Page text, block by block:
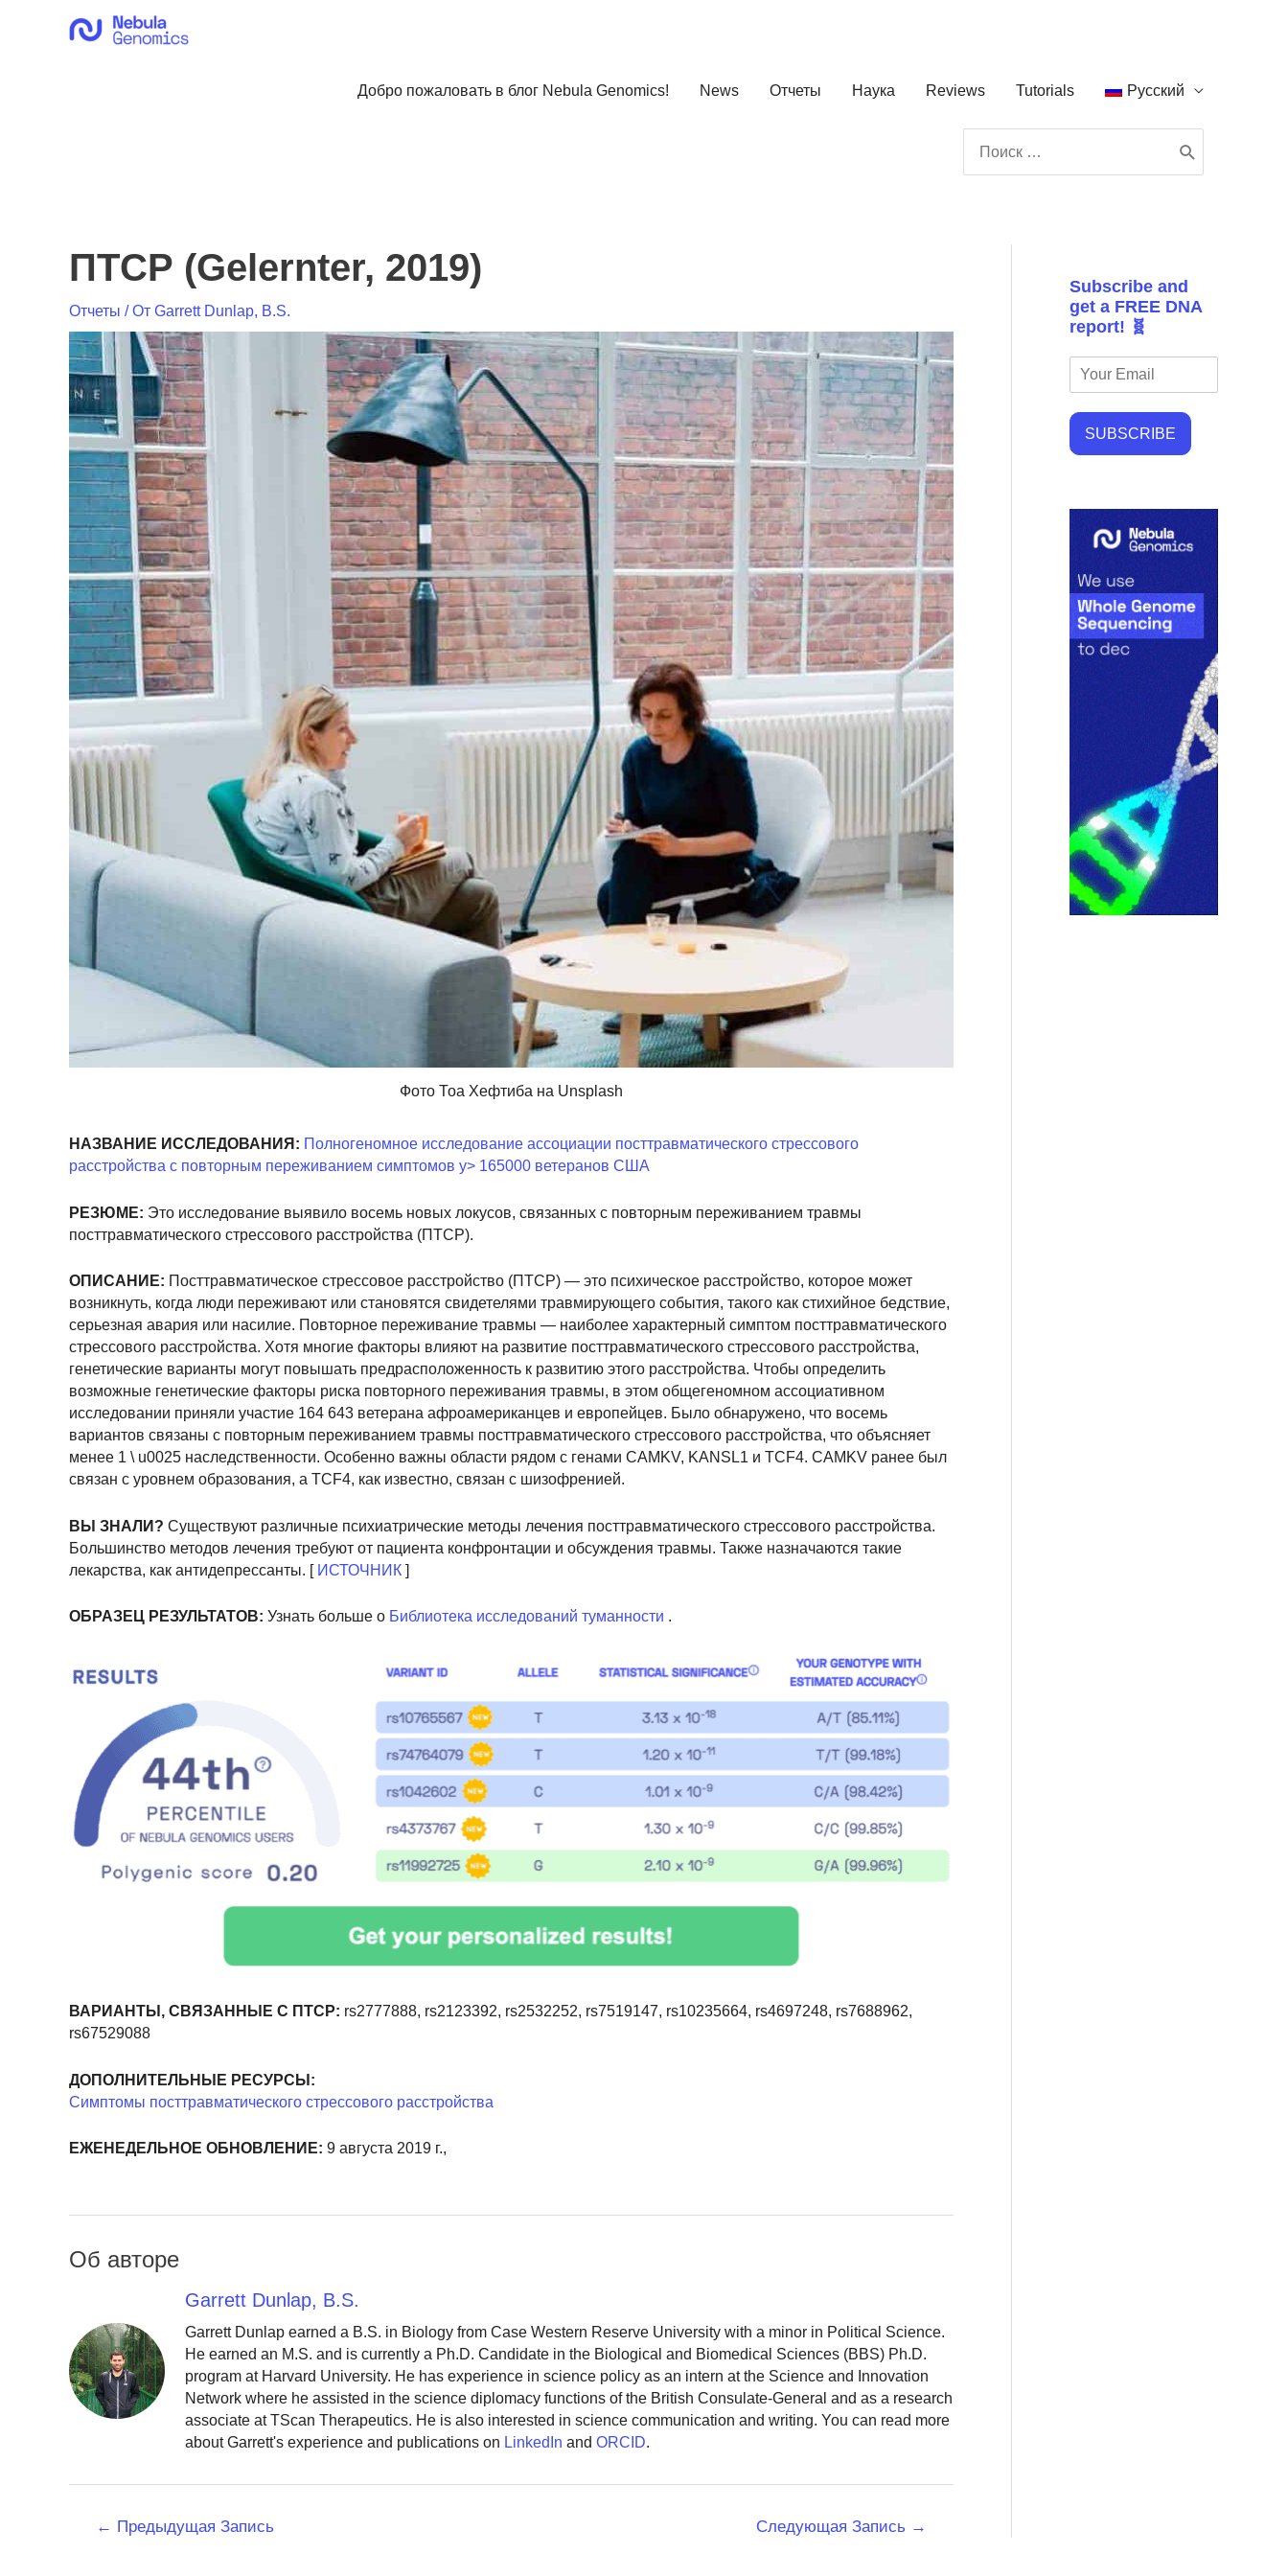
Добро пожаловать в блог Nebula Genomics! News Отчеты Наука Reviews Tutorials Русский
ПТСР (Gelernter, 2019)
Отчеты / От Garrett Dunlap, B.S.
Фото Тоа Хефтиба на Unsplash
НАЗВАНИЕ ИССЛЕДОВАНИЯ: Полногеномное исследование ассоциации посттравматического стрессового
расстройства с повторным переживанием симптомов у> 165000 ветеранов США
РЕЗЮМЕ: Это исследование выявило восемь новых локусов, связанных с повторным переживанием травмы
посттравматического стрессового расстройства (ПТСР).
ОПИСАНИЕ: Посттравматическое стрессовое расстройство (ПТСР) — это психическое расстройство, которое может
возникнуть, когда люди переживают или становятся свидетелями травмирующего события, такого как стихийное бедствие,
серьезная авария или насилие. Повторное переживание травмы — наиболее характерный симптом посттравматического
стрессового расстройства. Хотя многие факторы влияют на развитие посттравматического стрессового расстройства,
генетические варианты могут повышать предрасположенность к развитию этого расстройства. Чтобы определить
возможные генетические факторы риска повторного переживания травмы, в этом общегеномном ассоциативном
исследовании приняли участие 164 643 ветерана афроамериканцев и европейцев. Было обнаружено, что восемь
вариантов связаны с повторным переживанием травмы посттравматического стрессового расстройства, что объясняет
менее 1 \ u0025 наследственности. Особенно важны области рядом с генами CAMKV, KANSL1 и TCF4. CAMKV ранее был
связан с уровнем образования, а TCF4, как известно, связан с шизофренией.
ВЫ ЗНАЛИ? Существуют различные психиатрические методы лечения посттравматического стрессового расстройства.
Большинство методов лечения требуют от пациента конфронтации и обсуждения травмы. Также назначаются такие
лекарства, как антидепрессанты. [ИСТОЧНИК ]
ОБРАЗЕЦ РЕЗУЛЬТАТОВ: Узнать больше о Библиотека исследований туманности .
ВАРИАНТЫ, СВЯЗАННЫЕ С ПТСР: rs2777888, rs2123392, rs2532252, rs7519147, rs10235664, rs4697248, rs7688962,
rs67529088
ДОПОЛНИТЕЛЬНЫЕ РЕСУРСЫ:
Симптомы посттравматического стрессового расстройства
ЕЖЕНЕДЕЛЬНОЕ ОБНОВЛЕНИЕ: 9 августа 2019 г.,
Об авторе
Garrett Dunlap, B.S.
Garrett Dunlap earned a B.S. in Biology from Case Western Reserve University with a minor in Political Science.
He earned an M.S. and is currently a Ph.D. Candidate in the Biological and Biomedical Sciences (BBS) Ph.D.
program at Harvard University. He has experience in science policy as an intern at the Science and Innovation
Network where he assisted in the science diplomacy functions of the British Consulate-General and as a research
associate at TScan Therapeutics. He is also interested in science communication and writing. You can read more
about Garrett's experience and publications on LinkedIn andORCID.
Навигация
← Предыдущая Запись Следующая Запись →
Subscribe and
get a FREE DNA
report! 🧬
SUBSCRIBE